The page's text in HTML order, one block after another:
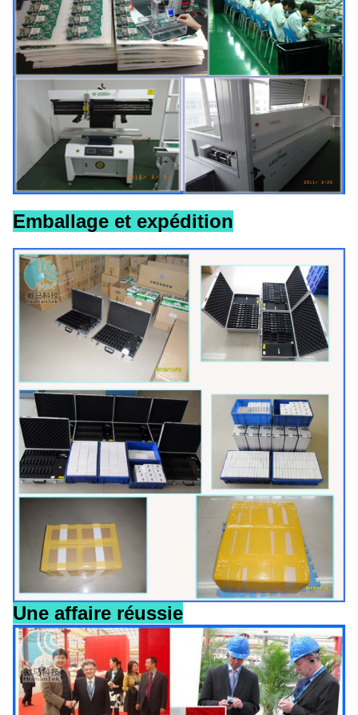
Emballage et expédition
Une affaire réussie